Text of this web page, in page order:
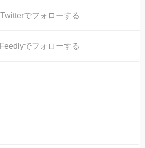
Twitterでフォローする
Feedlyでフォローする